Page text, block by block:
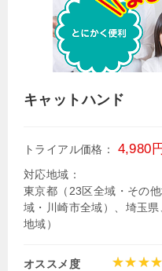
キャットハンド
トライアル価格： 4,980円
対応地域：
東京都（23区全域・その
域・川崎市全域）、埼玉
地域）
オススメ度